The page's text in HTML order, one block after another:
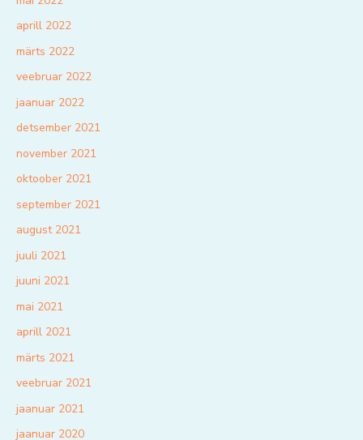
aprill 2022
märts 2022
veebruar 2022
jaanuar 2022
detsember 2021
november 2021
oktoober 2021
september 2021
august 2021
juuli 2021
juuni 2021
mai 2021
aprill 2021
märts 2021
veebruar 2021
jaanuar 2021
jaanuar 2020